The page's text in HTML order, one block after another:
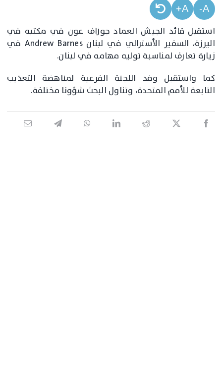
A-
A+
استقبل قائد الجيش العماد جوزاف عون في مكتبه في
اليرزة، السفير الأسترالي في لبنان Andrew Barnes في
زيارة تعارف لمناسبة توليه مهامه في لبنان.
كما واستقبل وفد اللجنة الفرعية لمناهضة التعذيب
التابعة للأمم المتحدة، وتناول البحث شؤونا مختلفة.